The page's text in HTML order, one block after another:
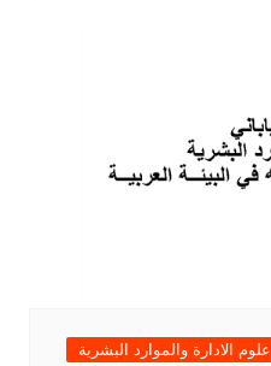
علوم الادارة والموارد البشرية